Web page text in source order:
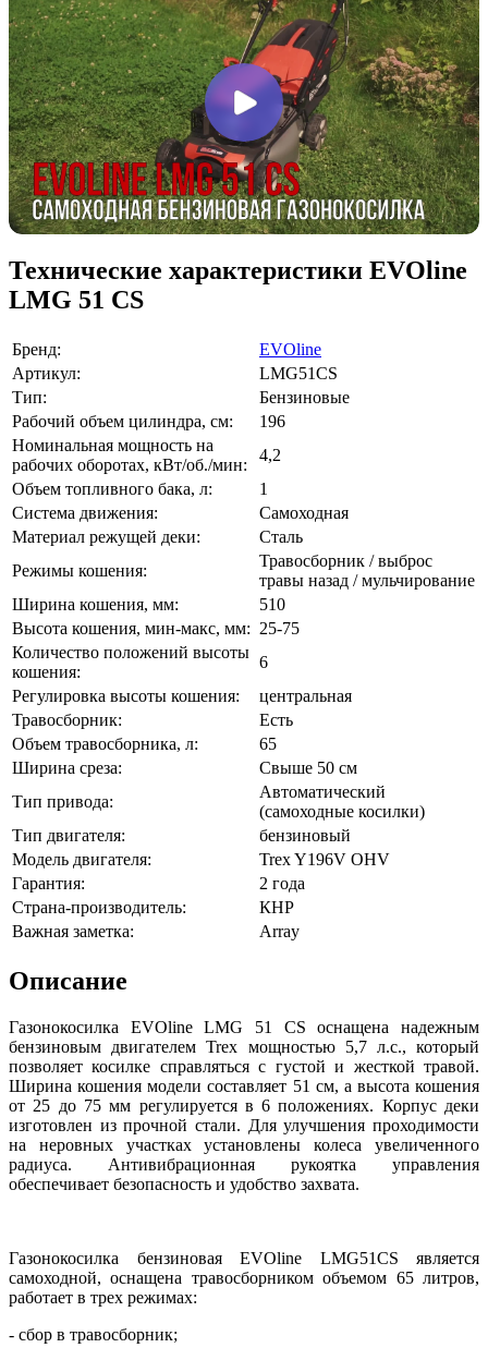
Технические характеристики EVOline
LMG 51 CS
Бренд:
EVOline
Артикул:
LMG51CS
Тип:
Бензиновые
Рабочий объем цилиндра, см:
196
Номинальная мощность на
рабочих оборотах, кВт/об./мин:
4,2
Объем топливного бака, л:
1
Система движения:
Самоходная
Материал режущей деки:
Сталь
Режимы кошения:
Травосборник / выброс
травы назад / мульчирование
Ширина кошения, мм:
510
Высота кошения, мин-макс, мм: 25-75
Количество положений высоты
кошения:
6
Регулировка высоты кошения:
центральная
Травосборник:
Есть
Объем травосборника, л:
65
Ширина среза:
Свыше 50 см
Тип привода:
Автоматический
(самоходные косилки)
Тип двигателя:
бензиновый
Модель двигателя:
Trex Y196V OHV
Гарантия:
2 года
Страна-производитель:
КНР
Важная заметка:
Array
Описание
Газонокосилка EVOline LMG 51 CS оснащена надежным
бензиновым двигателем Trex мощностью 5,7 л.с., который
позволяет косилке справляться с густой и жесткой травой.
Ширина кошения модели составляет 51 см, а высота кошения
от 25 до 75 мм регулируется в 6 положениях. Корпус деки
изготовлен из прочной стали. Для улучшения проходимости
на неровных участках установлены колеса увеличенного
радиуса. Антивибрационная рукоятка управления
обеспечивает безопасность и удобство захвата.
Газонокосилка бензиновая EVOline LMG51CS является
самоходной, оснащена травосборником объемом 65 литров,
работает в трех режимах:
- сбор в травосборник;